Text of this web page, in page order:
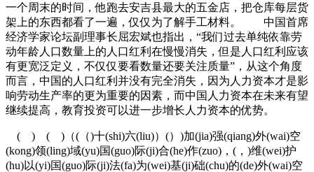
一个周末的时间，他跑去安吉县最大的五金店，把仓库每层货
架上的东西都看了一遍，仅仅为了解手工材料。 中国首席
经济学家论坛副理事长屈宏斌也指出，“我们过去单纯依靠劳
动年龄人口数量上的人口红利在慢慢消失，但是人口红利应该
有更宽泛定义，不仅仅要看数量还要关注质量”，从这个角度
而言，中国的人口红利并没有完全消失，因为人力资本才是影
响劳动生产率的更为重要的因素，而中国人力资本在未来有望
继续提高，教育投资可以进一步增长人力资本的优势。
( ) ( )（(（)十(shi)六(liu)）(）)加(jia)强(qiang)外(wai)空
(kong)领(ling)域(yu)国(guo)际(ji)合(he)作(zuo)，(，)维(wei)护
(hu)以(yi)国(guo)际(ji)法(fa)为(wei)基(ji)础(chu)的(de)外(wai)空